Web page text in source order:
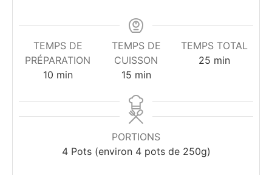
TEMPS DE
PRÉPARATION
10minutes
min
TEMPS DE
CUISSON
15minutes
min
TEMPS TOTAL
25minutes
min
PORTIONS
4 Pots (environ 4 pots de 250g)